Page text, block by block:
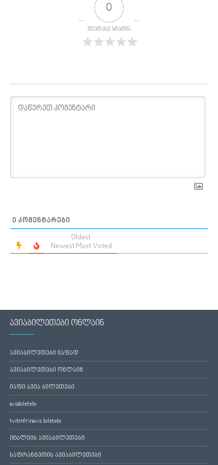
0
შეაფასე სტატია
0 ᲙᲝᲛᲔᲜᲢᲐᲠᲔᲑᲘ
Oldest
Newest Most Voted
ავიაბილეთები ონლაინ
ავიაბილეთები იაფად
ავიაბილეთები ონლაინ
იაფი ავია ბილეთები
aviabiletebi
tvitmfrinavis biletebi
იტალიის ავიაბილეთები
საფრანგეთის ავიაბილეთები